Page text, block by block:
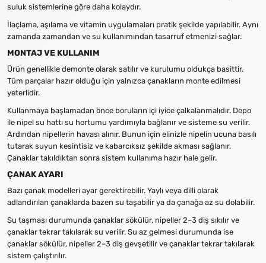
suluk sistemlerine göre daha kolaydır.
İlaçlama, aşılama ve vitamin uygulamaları pratik şekilde yapılabilir. Aynı
zamanda zamandan ve su kullanımından tasarruf etmenizi sağlar.
MONTAJ VE KULLANIM
Ürün genellikle demonte olarak satılır ve kurulumu oldukça basittir.
Tüm parçalar hazır olduğu için yalnızca çanakların monte edilmesi
yeterlidir.
Kullanmaya başlamadan önce boruların içi iyice çalkalanmalıdır. Depo
ile nipel su hattı su hortumu yardımıyla bağlanır ve sisteme su verilir.
Ardından nipellerin havası alınır. Bunun için elinizle nipelin ucuna basılı
tutarak suyun kesintisiz ve kabarcıksız şekilde akması sağlanır.
Çanaklar takıldıktan sonra sistem kullanıma hazır hale gelir.
ÇANAK AYARI
Bazı çanak modelleri ayar gerektirebilir. Yaylı veya dilli olarak
adlandırılan çanaklarda bazen su taşabilir ya da çanağa az su dolabilir.
Su taşması durumunda çanaklar sökülür, nipeller 2–3 diş sıkılır ve
çanaklar tekrar takılarak su verilir. Su az gelmesi durumunda ise
çanaklar sökülür, nipeller 2–3 diş gevşetilir ve çanaklar tekrar takılarak
sistem çalıştırılır.